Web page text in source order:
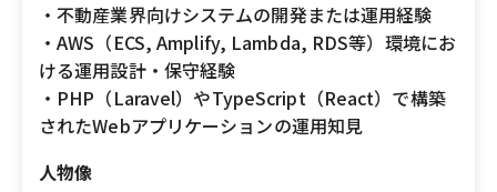
・不動産業界向けシステムの開発または運用経験
・AWS（ECS, Amplify, Lambda, RDS等）環境にお
ける運用設計・保守経験
・PHP（Laravel）やTypeScript（React）で構築
されたWebアプリケーションの運用知見
人物像